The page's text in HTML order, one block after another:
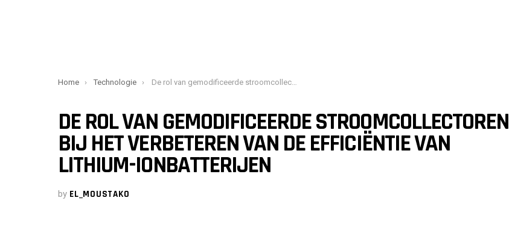
You are here:
Home Technologie De rol van gemodificeerde stroomcollectoren bij het verbeteren van de efficiëntie van lithium-ionbatterijen
DE ROL VAN GEMODIFICEERDE STROOMCOLLECTOREN
BIJ HET VERBETEREN VAN DE EFFICIËNTIE VAN
LITHIUM-IONBATTERIJEN
by EL_MOUSTAKO